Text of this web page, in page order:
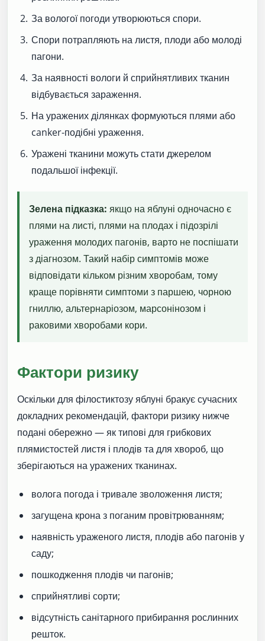
За вологої погоди утворюються спори.
Спори потрапляють на листя, плоди або молоді
пагони.
За наявності вологи й сприйнятливих тканин
відбувається зараження.
На уражених ділянках формуються плями або
canker-подібні ураження.
Уражені тканини можуть стати джерелом
подальшої інфекції.
Зелена підказка: якщо на яблуні одночасно є
плями на листі, плями на плодах і підозрілі
ураження молодих пагонів, варто не поспішати
з діагнозом. Такий набір симптомів може
відповідати кільком різним хворобам, тому
краще порівняти симптоми з паршею, чорною
гниллю, альтернаріозом, марсонінозом і
раковими хворобами кори.
Фактори ризику
Оскільки для філостиктозу яблуні бракує сучасних
докладних рекомендацій, фактори ризику нижче
подані обережно — як типові для грибкових
плямистостей листя і плодів та для хвороб, що
зберігаються на уражених тканинах.
волога погода і тривале зволоження листя;
загущена крона з поганим провітрюванням;
наявність ураженого листя, плодів або пагонів у
саду;
пошкодження плодів чи пагонів;
сприйнятливі сорти;
відсутність санітарного прибирання рослинних
решток.